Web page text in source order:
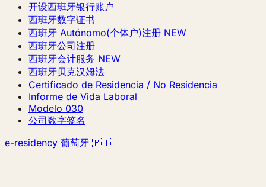
开设西班牙银行账户
西班牙数字证书
西班牙 Autónomo(个体户)注册 NEW
西班牙公司注册
西班牙会计服务 NEW
西班牙贝克汉姆法
Certificado de Residencia / No Residencia
Informe de Vida Laboral
Modelo 030
公司数字签名
e-residency 葡萄牙 🇵🇹